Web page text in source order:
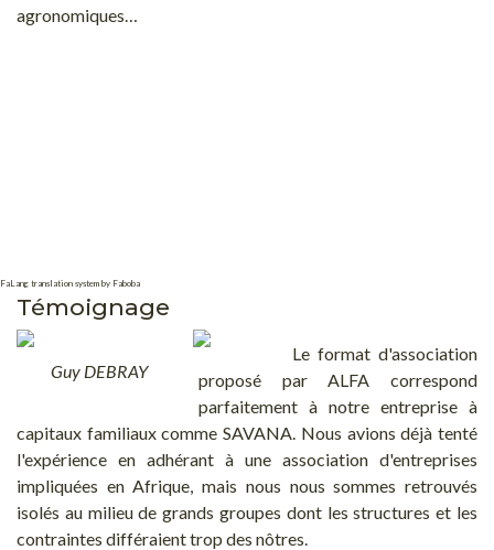
agronomiques…
FaLang translation system by Faboba
Témoignage
Guy DEBRAY
Le format d'association
proposé par ALFA correspond
parfaitement à notre entreprise à
capitaux familiaux comme SAVANA. Nous avions déjà tenté
l'expérience en adhérant à une association d'entreprises
impliquées en Afrique, mais nous nous sommes retrouvés
isolés au milieu de grands groupes dont les structures et les
contraintes différaient trop des nôtres.